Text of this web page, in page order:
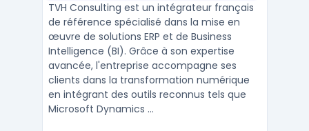
TVH Consulting est un intégrateur français
de référence spécialisé dans la mise en
œuvre de solutions ERP et de Business
Intelligence (BI). Grâce à son expertise
avancée, l'entreprise accompagne ses
clients dans la transformation numérique
en intégrant des outils reconnus tels que
Microsoft Dynamics ...